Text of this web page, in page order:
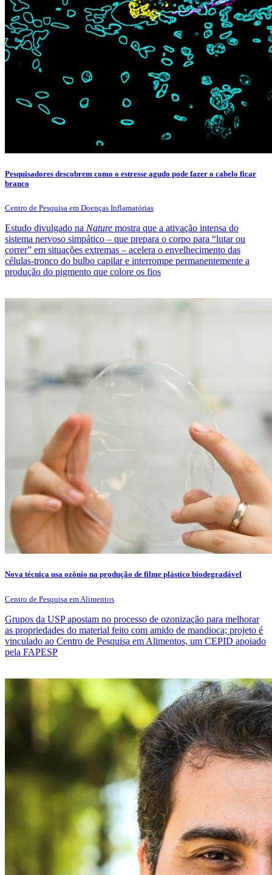
Pesquisadores descobrem como o estresse agudo pode fazer o cabelo ficar
branco
Centro de Pesquisa em Doenças Inflamatórias
Estudo divulgado na Nature mostra que a ativação intensa do
sistema nervoso simpático – que prepara o corpo para “lutar ou
correr” em situações extremas – acelera o envelhecimento das
células-tronco do bulbo capilar e interrompe permanentemente a
produção do pigmento que colore os fios
Nova técnica usa ozônio na produção de filme plástico biodegradável
Centro de Pesquisa em Alimentos
Grupos da USP apostam no processo de ozonização para melhorar
as propriedades do material feito com amido de mandioca; projeto é
vinculado ao Centro de Pesquisa em Alimentos, um CEPID apoiado
pela FAPESP